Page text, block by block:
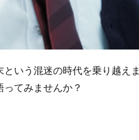
いう混迷の時代を乗り越えま
てみませんか？